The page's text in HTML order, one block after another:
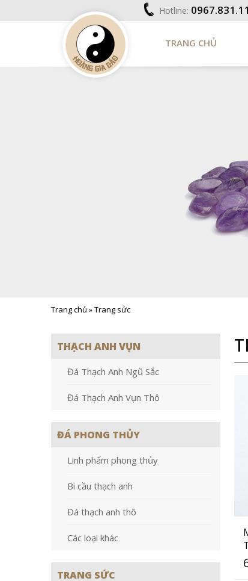
Hotline:
TRANG CHỦ
Trang chủ »Trang sức
THẠCH ANH VỤN
Đá Thạch Anh Ngũ Sắc
Đá Thạch Anh Vụn Thô
ĐÁ PHONG THỦY
Linh phẩm phong thủy
Bi cầu thạch anh
Đá thạch anh thô
Các loại khác
TRANG SỨC